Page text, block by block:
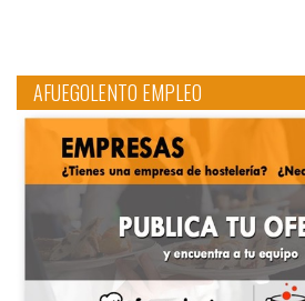
AFUEGOLENTO EMPLEO